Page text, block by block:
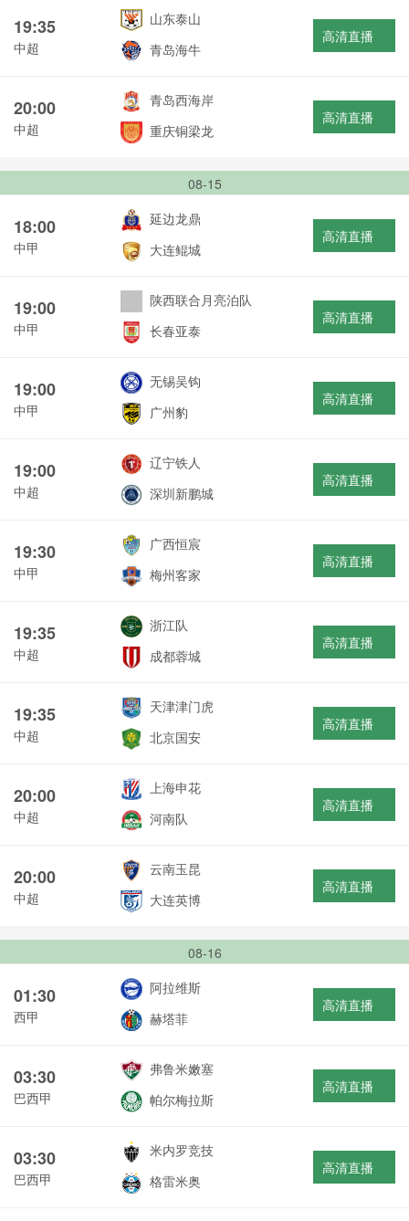
19:35
中超
山东泰山
青岛海牛
高清直播
20:00
中超
青岛西海岸
重庆铜梁龙
高清直播
08-15
18:00
中甲
延边龙鼎
大连鲲城
高清直播
19:00
中甲
陕西联合月亮泊队
长春亚泰
高清直播
19:00
中甲
无锡吴钩
广州豹
高清直播
19:00
中超
辽宁铁人
深圳新鹏城
高清直播
19:30
中甲
广西恒宸
梅州客家
高清直播
19:35
中超
浙江队
成都蓉城
高清直播
19:35
中超
天津津门虎
北京国安
高清直播
20:00
中超
上海申花
河南队
高清直播
20:00
中超
云南玉昆
大连英博
高清直播
08-16
01:30
西甲
阿拉维斯
赫塔菲
高清直播
03:30
巴西甲
弗鲁米嫩塞
帕尔梅拉斯
高清直播
03:30
巴西甲
米内罗竞技
格雷米奥
高清直播